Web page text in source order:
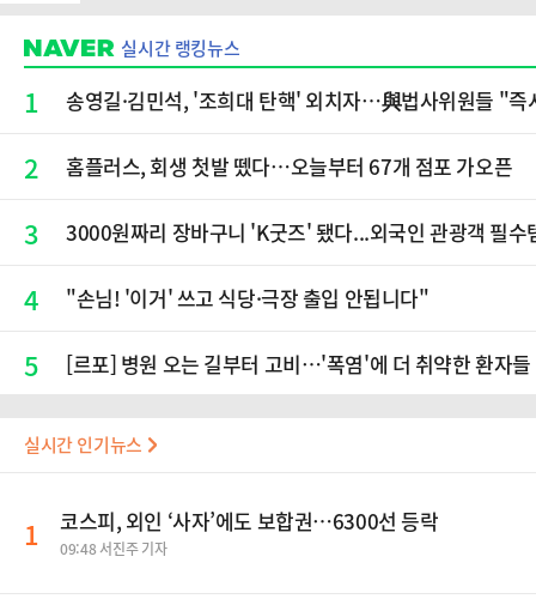
실시간 랭킹뉴스
1 송영길·김민석, '조희대 탄핵' 외치자…與법사위원들 "
2 홈플러스, 회생 첫발 뗐다…오늘부터 67개 점포 가오픈
3 3000원짜리 장바구니 'K굿즈' 됐다...외국인 관광객 필수
4 "손님! '이거' 쓰고 식당·극장 출입 안됩니다"
5 [르포] 병원 오는 길부터 고비…'폭염'에 더 취약한 환자들
실시간 인기뉴스
1 코스피, 외인 ‘사자’에도 보합권…6300선 등락
09:48 서진주 기자